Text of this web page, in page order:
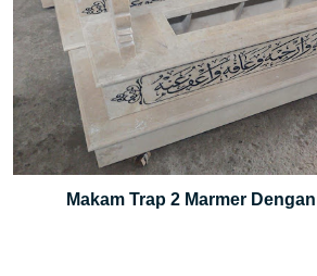
Makam Trap 2 Marmer